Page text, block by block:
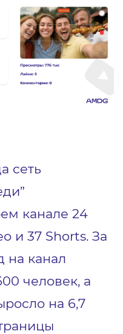
сеть
канале 24
и 37 Shorts. За
на канал
человек, а
на 6,7